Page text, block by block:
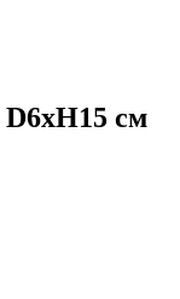
см